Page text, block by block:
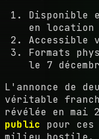
Disponible
en
Accessible
Formats
le 7
L'annonce de
véritable
révélée en mai
public pour